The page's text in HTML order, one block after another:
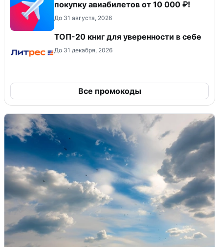
покупку авиабилетов от 10 000 ₽!
До 31 августа, 2026
ТОП-20 книг для уверенности в себе
До 31 декабря, 2026
Все промокоды